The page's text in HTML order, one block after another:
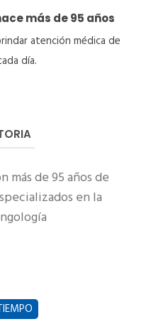
más de 95 años
atención médica de
día.
más de 95 años de
en la